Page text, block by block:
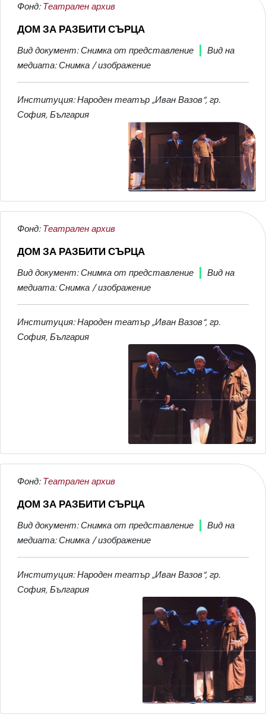
Фонд: Театрален архив
ДОМ ЗА РАЗБИТИ СЪРЦА
Вид документ: Снимка от представление
Вид на
медиата: Снимка / изображение
Институция: Народен театър „Иван Вазов“, гр.
София, България
Фонд: Театрален архив
ДОМ ЗА РАЗБИТИ СЪРЦА
Вид документ: Снимка от представление
Вид на
медиата: Снимка / изображение
Институция: Народен театър „Иван Вазов“, гр.
София, България
Фонд: Театрален архив
ДОМ ЗА РАЗБИТИ СЪРЦА
Вид документ: Снимка от представление
Вид на
медиата: Снимка / изображение
Институция: Народен театър „Иван Вазов“, гр.
София, България